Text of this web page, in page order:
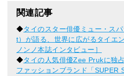
関連記事
◆タイのスター俳優ミュー・ス
t）が語る、世界に広がるタイエ
ノンノ本誌インタビュー］
◆タイの人気俳優Zee Prukに独
ファッションブランド「SUPER